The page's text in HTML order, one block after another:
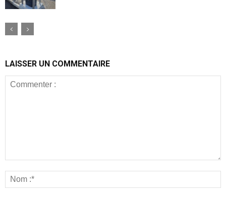
LAISSER UN COMMENTAIRE